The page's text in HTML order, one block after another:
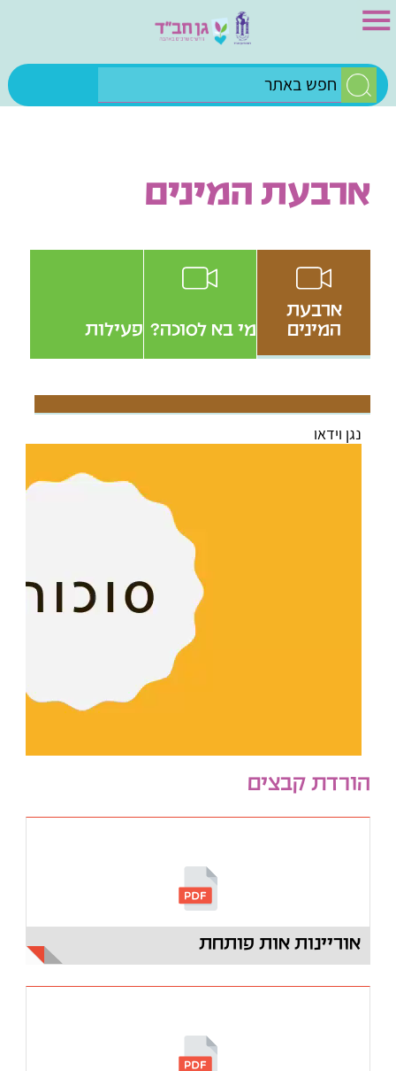
ארבעת המינים
ארבעת
המינים
מי בא לסוכה? פעילות
נגן וידאו
00:00
הורדת קבצים
אוריינות אות פותחת